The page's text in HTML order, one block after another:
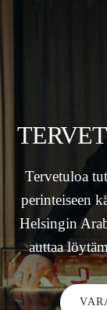
Tervetuloa
perinteiseen
Helsingin
auttaa